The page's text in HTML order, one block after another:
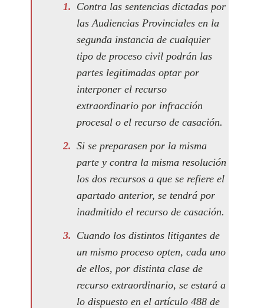
Contra las sentencias dictadas por
las Audiencias Provinciales en la
segunda instancia de cualquier
tipo de proceso civil podrán las
partes legitimadas optar por
interponer el recurso
extraordinario por infracción
procesal o el recurso de casación.
Si se preparasen por la misma
parte y contra la misma resolución
los dos recursos a que se refiere el
apartado anterior, se tendrá por
inadmitido el recurso de casación.
Cuando los distintos litigantes de
un mismo proceso opten, cada uno
de ellos, por distinta clase de
recurso extraordinario, se estará a
lo dispuesto en el artículo 488 de